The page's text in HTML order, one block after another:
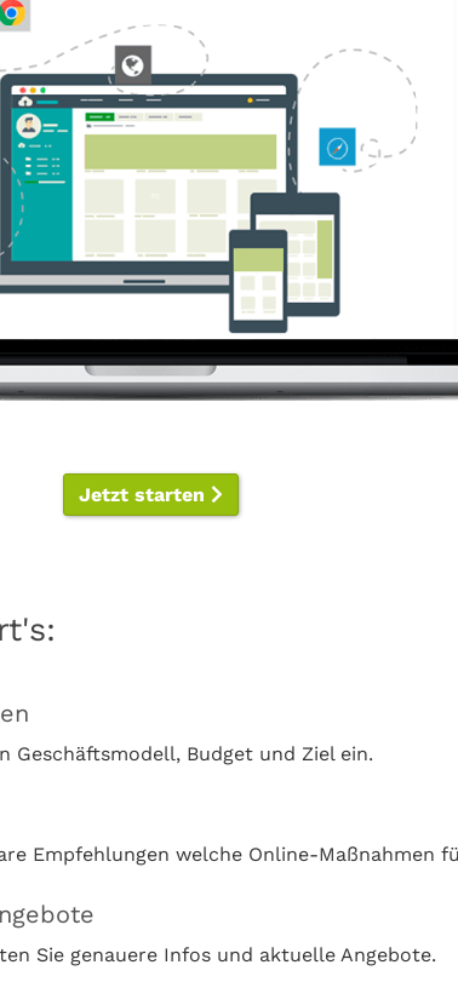
Jetzt starten
Geschäftsmodell, Budget und Ziel ein.
Empfehlungen welche Online-Maßnahmen
Sie genauere Infos und aktuelle Angebote.